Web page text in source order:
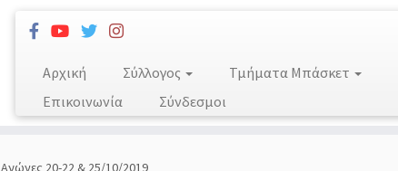
Αρχική Σύλλογος Τμήματα Μπάσκετ
Επικοινωνία
Σύνδεσμοι
Αγώνες 20-22 & 25/10/2019